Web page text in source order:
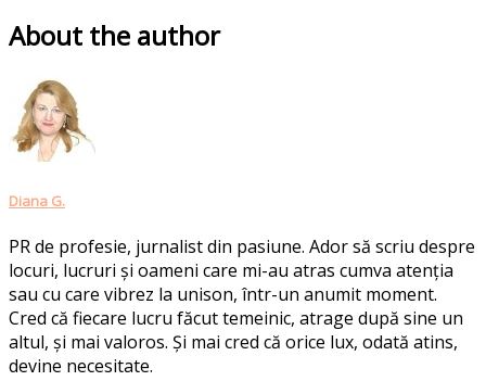
About the author
Diana G.
PR de profesie, jurnalist din pasiune. Ador să scriu despre
locuri, lucruri și oameni care mi-au atras cumva atenția
sau cu care vibrez la unison, într-un anumit moment.
Cred că fiecare lucru făcut temeinic, atrage după sine un
altul, și mai valoros. Și mai cred că orice lux, odată atins,
devine necesitate.